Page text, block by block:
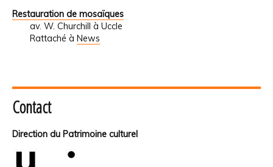
Restauration de mosaïques
av. W. Churchill à Uccle
Rattaché à News
Contact
Direction du Patrimoine culturel